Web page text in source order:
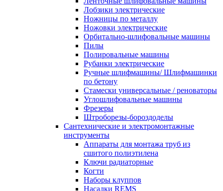
Лобзики электрические
Ножницы по металлу
Ножовки электрические
Орбитально-шлифовальные машины
Пилы
Полировальные машины
Рубанки электрические
Ручные шлифмашины/ Шлифмашинки
по бетону
Стамески универсальные / реноваторы
Углошлифовальные машины
Фрезеры
Штроборезы-бороздоделы
Сантехнические и электромонтажные
инструменты
Аппараты для монтажа труб из
сшитого полиэтилена
Ключи радиаторные
Когти
Наборы клуппов
Насадки REMS